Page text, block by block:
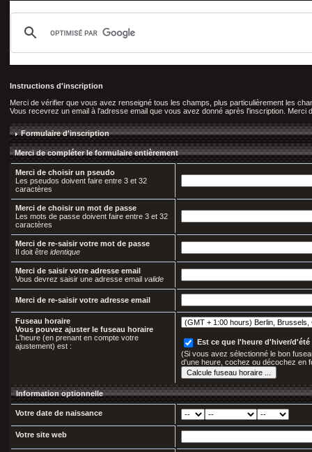
Instructions d'inscription
Merci de vérifier que vous avez renseigné tous les champs, plus particulièrement les
Vous recevrez un email à l'adresse email que vous avez donné après l'inscription.
Formulaire d'inscription
Merci de compléter le formulaire entièrement
Merci de choisir un pseudo
Les pseudos doivent faire entre 3 et 32
caractères
Merci de choisir un mot de passe
Les mots de passe doivent faire entre 3 et 32
caractères
Merci de re-saisir votre mot de passe
Il doit être identique
Merci de saisir votre adresse email
Vous devrez saisir une adresse email valide
Merci de re-saisir votre adresse email
Fuseau horaire
Vous pouvez ajuster le fuseau horaire
L'heure (en prenant en compte votre
ajustement) est :
Est ce que l'heure d'hiver/
(Si vous avez sélectionné le bon
d'une heure, cochez ou décochez en
Information optionnelle
Votre date de naissance
Votre site web